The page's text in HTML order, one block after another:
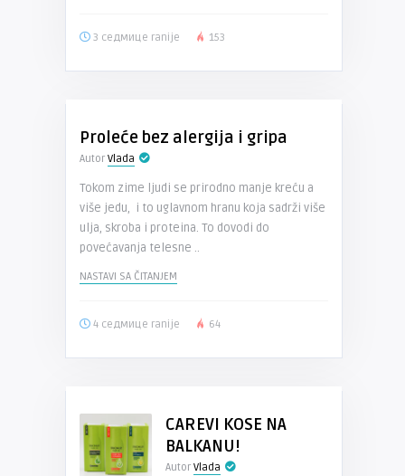
3 седмице ranije 153
Proleće bez alergija i gripa
Autor Vlada
Tokom zime ljudi se prirodno manje kreću a
više jedu, i to uglavnom hranu koja sadrži više
ulja, skroba i proteina. To dovodi do
povećavanja telesne ..
NASTAVI SA ČITANJEM
4 седмице ranije 64
CAREVI KOSE NA
BALKANU!
Autor Vlada